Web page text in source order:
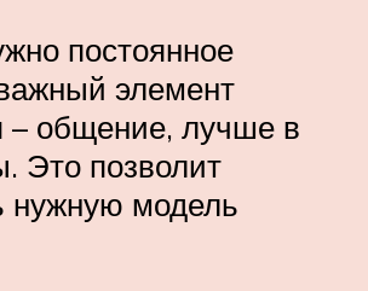
постоянное
элемент
– общение, лучше в
Это позволит
нужную модель